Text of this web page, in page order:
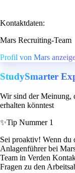
Kontaktdaten:
Mars Recruiting-Team
Profil von Mars
StudySmarter
Wir sind der Meinung,
erhalten könntest
✨Tip Nummer 1
Sei proaktiv! Wenn du
Anlagenführer bei
Team in Verden
Fragen zu den